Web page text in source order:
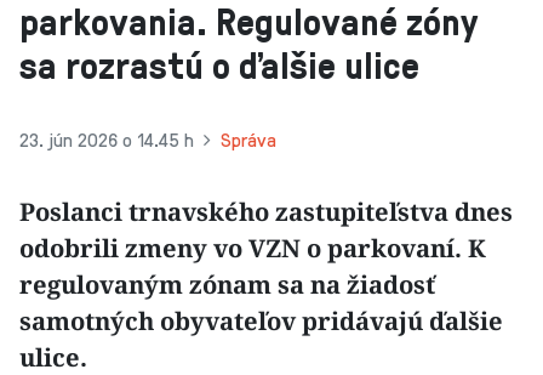
parkovania. Regulované zóny
sa rozrastú o ďalšie ulice
23. jún 2026 o 14.45 h Správa
Poslanci trnavského zastupiteľstva dnes
odobrili zmeny vo VZN o parkovaní. K
regulovaným zónam sa na žiadosť
samotných obyvateľov pridávajú ďalšie
ulice.